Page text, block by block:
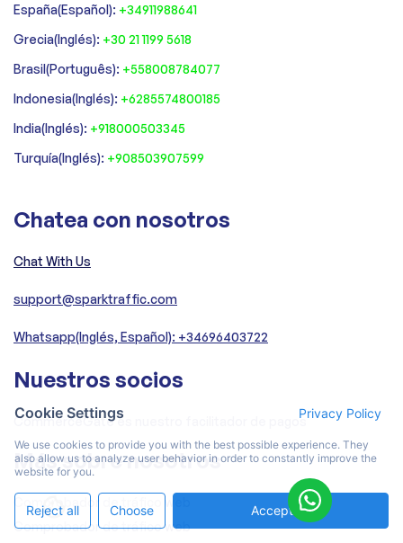
España(Español): +34911988641
‍Grecia(Inglés): +30 21 1199 5618
‍Brasil(Português): +558008784077‍
‍Indonesia(Inglés): +6285574800185
India(Inglés): +918000503345
Turquía(Inglés): +908503907599
Chatea con nosotros
Chat With Us
support@sparktraffic.com
Whatsapp(Inglés, Español): +34696403722
Nuestros socios
CommerceGate es nuestro facilitador de pagos
Más sobre nosotros
Comprobador de tráfico web
Comprobador de tráfico web
Cookie Settings Privacy Policy
We use cookies to provide you with the best possible experience. They
also allow us to analyze user behavior in order to constantly improve the
website for you.
Reject all Choose Accept All